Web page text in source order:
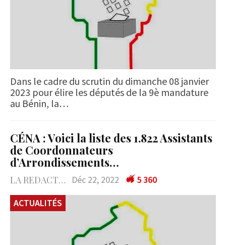
Dans le cadre du scrutin du dimanche 08 janvier
2023 pour élire les députés de la 9è mandature
au Bénin, la…
CÉNA : Voici la liste des 1.822 Assistants
de Coordonnateurs
d’Arrondissements…
LA REDACTION Déc 22, 2022
5 360
ACTUALITÉS